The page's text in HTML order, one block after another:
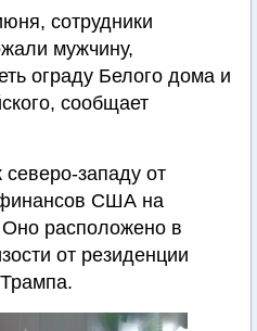
сотрудники
мужчину,
ограду Белого дома и
сообщает
западу от
США на
расположено в
от резиденции